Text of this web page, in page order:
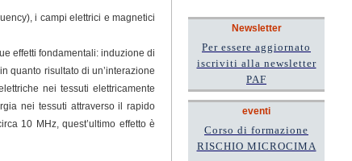
i campi elettrici e magnetici
effetti fondamentali: induzione di
in quanto risultato di un’interazione
nei tessuti elettricamente
nei tessuti attraverso il rapido
10 MHz, quest’ultimo effetto è
Newsletter
Per essere aggiornato
iscriviti alla newsletter
PAF
eventi
Corso di formazione
RISCHIO MICROCIMA